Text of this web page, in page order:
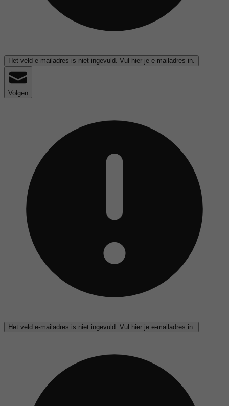
Het veld e-mailadres is niet ingevuld. Vul hier je e-mailadres in.
Volgen
Het veld e-mailadres is niet ingevuld. Vul hier je e-mailadres in.